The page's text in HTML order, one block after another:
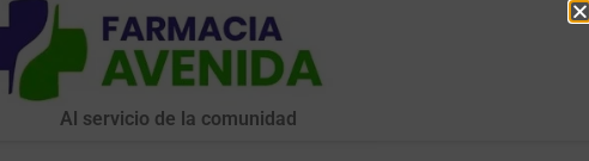
Al servicio de la comunidad